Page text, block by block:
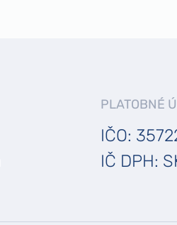
PLATOBNÉ
IČO:
IČ DPH: